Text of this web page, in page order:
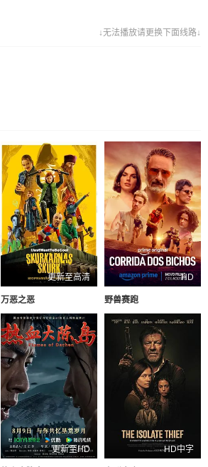
↓无法播放请更换下面线路↓
更新至高清
万恶之恶
HD
野兽赛跑
更新至HD HD中字